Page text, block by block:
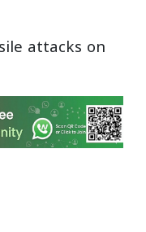
attacks on